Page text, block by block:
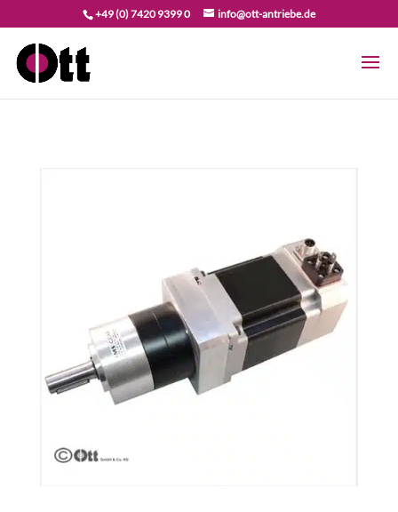
+49 (0) 7420 9399 0 info@ott-antriebe.de